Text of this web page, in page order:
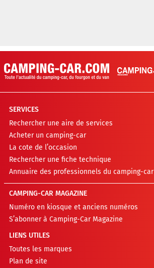
SERVICES
Rechercher une aire de services
Acheter un camping-car
La cote de l’occasion
Rechercher une fiche technique
Annuaire des professionnels du camping-car
CAMPING-CAR MAGAZINE
Numéro en kiosque et anciens numéros
S’abonner à Camping-Car Magazine
LIENS UTILES
Toutes les marques
Plan de site